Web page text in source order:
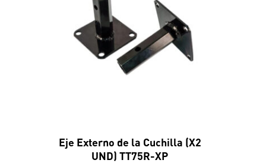
Eje Externo de la Cuchilla (X2
UND) TT75R-XP